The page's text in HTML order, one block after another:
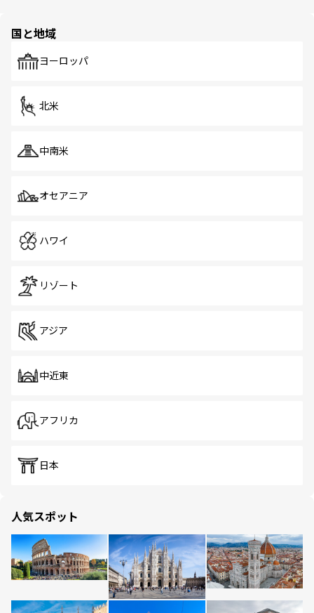
で、ホーカーズは地元の風情を楽しめる外せないスポット
国と地域
ヨーロッパ
北米
中南米
オセアニア
ハワイ
リゾート
アジア
中近東
アフリカ
日本
人気スポット